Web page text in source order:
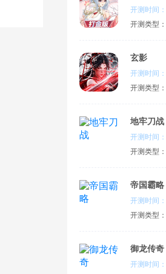
开测时间：
开测类型：
玄影
开测时间：
开测类型：
地牢刀战
开测时间：
开测类型：
帝国霸略
开测时间：
开测类型：
御龙传奇
开测时间：